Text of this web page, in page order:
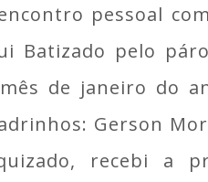
pessoal
Batizado pelo
de janeiro do
Gerson
recebi a